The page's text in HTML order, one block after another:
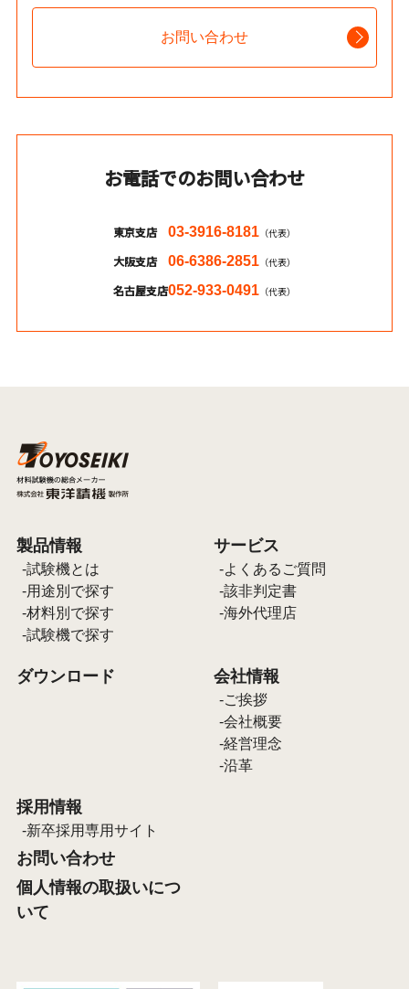
お問い合わせ
お電話でのお問い合わせ
東京支店 03-3916-8181 （代表）
大阪支店 06-6386-2851 （代表）
名古屋支店052-933-0491 （代表）
製品情報
試験機とは
用途別で探す
材料別で探す
試験機で探す
サービス
よくあるご質問
該非判定書
海外代理店
ダウンロード 会社情報
ご挨拶
会社概要
経営理念
沿革
採用情報
新卒採用専用サイト
お問い合わせ
個人情報の取扱いにつ
いて